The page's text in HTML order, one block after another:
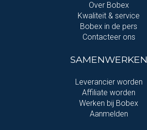
Over Bobex
Kwaliteit & service
Bobex in de pers
Contacteer ons
SAMENWERKEN
Leverancier worden
Affiliate worden
Werken bij Bobex
Aanmelden